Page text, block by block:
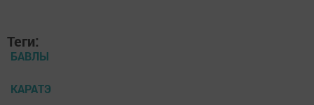
Теги:
БАВЛЫ
КАРАТЭ